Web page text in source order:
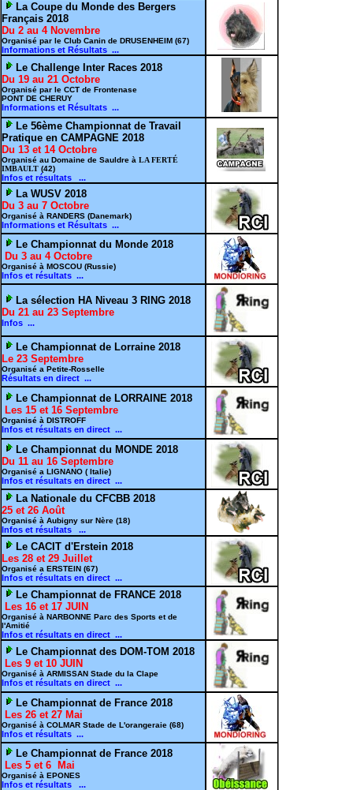
La Coupe du Monde des Bergers
Français 2018
Du 2 au 4 Novembre
Organisé par le Club Canin de DRUSENHEIM (67)
Informations et Résultats ...
Le Challenge Inter Races 2018
Du 19 au 21 Octobre
Organisé par le CCT de Frontenase
PONT DE CHERUY
Informations et Résultats ...
Le 56ème Championnat de Travail
Pratique en CAMPAGNE 2018
Du 13 et 14 Octobre
Organisé au Domaine de Sauldre à LA FERTÉ
IMBAULT (42)
Infos et résultats ...
La WUSV 2018
Du 3 au 7 Octobre
Organisé à RANDERS (Danemark)
Informations et Résultats ...
Le Championnat du Monde 2018
Du 3 au 4 Octobre
Organisé à MOSCOU (Russie)
Infos et résultats ...
La sélection HA Niveau 3 RING 2018
Du 21 au 23 Septembre
Infos ...
Le Championnat de Lorraine 2018
Le 23 Septembre
Organisé a Petite-Rosselle
Résultats en direct ...
Le Championnat de LORRAINE 2018
Les 15 et 16 Septembre
Organisé à DISTROFF
Infos et résultats en direct ...
Le Championnat du MONDE 2018
Du 11 au 16 Septembre
Organisé a LIGNANO ( Italie)
Infos et résultats en direct ...
La Nationale du CFCBB 2018
25 et 26 Août
Organisé à Aubigny sur Nère (18)
Infos et résultats ...
Le CACIT d'Erstein 2018
Les 28 et 29 Juillet
Organisé a ERSTEIN (67)
Infos et résultats en direct ...
Le Championnat de FRANCE 2018
Les 16 et 17 JUIN
Organisé à NARBONNE Parc des Sports et de
l'Amitié
Infos et résultats en direct ...
Le Championnat des DOM-TOM 2018
Les 9 et 10 JUIN
Organisé à ARMISSAN Stade du la Clape
Infos et résultats en direct ...
Le Championnat de France 2018
Les 26 et 27 Mai
Organisé à COLMAR Stade de L'orangeraie (68)
Infos et résultats ...
Le Championnat de France 2018
Les 5 et 6 Mai
Organisé à EPONES
Infos et résultats ...